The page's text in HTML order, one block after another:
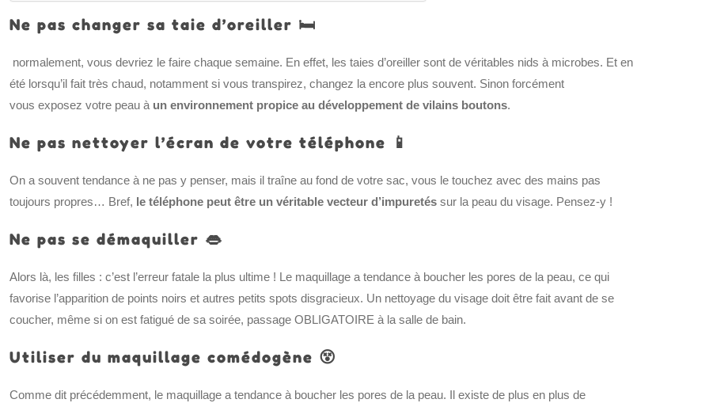
Ne pas changer sa taie d’oreiller 🛏️
normalement, vous devriez le faire chaque semaine. En effet, les taies d’oreiller sont de véritables nids à microbes. Et en
été lorsqu’il fait très chaud, notamment si vous transpirez, changez la encore plus souvent. Sinon forcément
vous exposez votre peau à un environnement propice au développement de vilains boutons.
Ne pas nettoyer l’écran de votre téléphone 📱
On a souvent tendance à ne pas y penser, mais il traîne au fond de votre sac, vous le touchez avec des mains pas
toujours propres… Bref, le téléphone peut être un véritable vecteur d’impuretéssur la peau du visage. Pensez-y !
Ne pas se démaquiller 👄
Alors là, les filles : c’est l’erreur fatale la plus ultime ! Le maquillage a tendance à boucher les pores de la peau, ce qui
favorise l’apparition de points noirs et autres petits spots disgracieux. Un nettoyage du visage doit être fait avant de se
coucher, même si on est fatigué de sa soirée, passage OBLIGATOIRE à la salle de bain.
Utiliser du maquillage comédogène 😵
Comme dit précédemment, le maquillage a tendance à boucher les pores de la peau. Il existe de plus en plus de